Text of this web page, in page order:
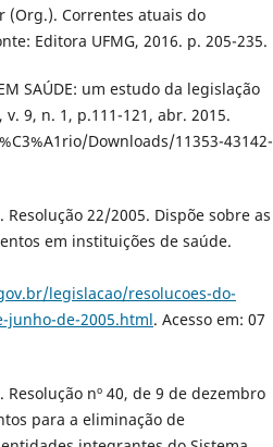
(Org.). Correntes atuais do
Editora UFMG, 2016. p. 205-235.
SAÚDE: um estudo da legislação
9, n. 1, p.111-121, abr. 2015.
Downloads/11353-43142-
Resolução 22/2005. Dispõe sobre as
em instituições de saúde.
legislacao/resolucoes-do-
junho-de-2005.html. Acesso em: 07
Resolução nº 40, de 9 de dezembro
para a eliminação de